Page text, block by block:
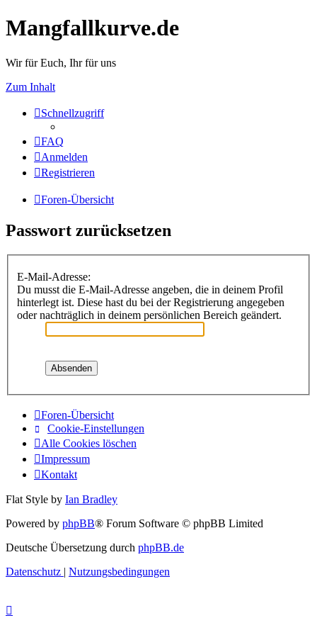
Mangfallkurve.de
Wir für Euch, Ihr für uns
Zum Inhalt
Schnellzugriff
FAQ
Anmelden
Registrieren
Foren-Übersicht
Passwort zurücksetzen
E-Mail-Adresse:
Du musst die E-Mail-Adresse angeben, die in deinem Profil
hinterlegt ist. Diese hast du bei der Registrierung angegeben
oder nachträglich in deinem persönlichen Bereich geändert.
Foren-Übersicht
Cookie-Einstellungen
Alle Cookies löschen
Impressum
Kontakt
Flat Style by Ian Bradley
Powered by phpBB® Forum Software © phpBB Limited
Deutsche Übersetzung durch phpBB.de
Datenschutz | Nutzungsbedingungen